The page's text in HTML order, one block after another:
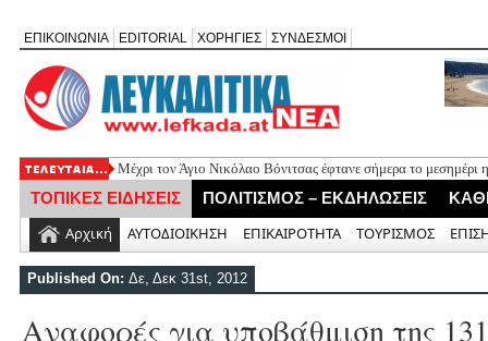
ΕΠΙΚΟΙΝΩΝΙΑ EDITORIAL ΧΟΡΗΓΙΕΣ ΣΥΝΔΕΣΜΟΙ
Mέχρι τον Άγιο Νικόλαο Βόνιτσας έφτανε σήμερα το
ΤΟΠΙΚΕΣ ΕΙΔΗΣΕΙΣ ΠΟΛΙΤΙΣΜΟΣ – ΕΚΔΗΛΩΣΕΙΣ
Αρχική ΑΥΤΟΔΙΟΙΚΗΣΗ ΕΠΙΚΑΙΡΟΤΗΤΑ ΤΟΥΡΙΣΜΟΣ
Published On: Δε, Δεκ 31st, 2012
Αναφορές για υποβάθμιση της